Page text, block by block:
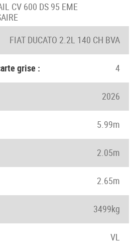
CV 600 DS 95 EME
FIAT DUCATO 2.2L 140 CH BVA
grise : 4
2026
5.99m
2.05m
2.65m
3499kg
VL